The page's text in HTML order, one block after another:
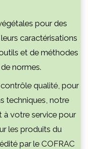
pour des
caractérisations
et de méthodes
normes.
qualité, pour
techniques, notre
à votre service pour
les produits du
par le COFRAC